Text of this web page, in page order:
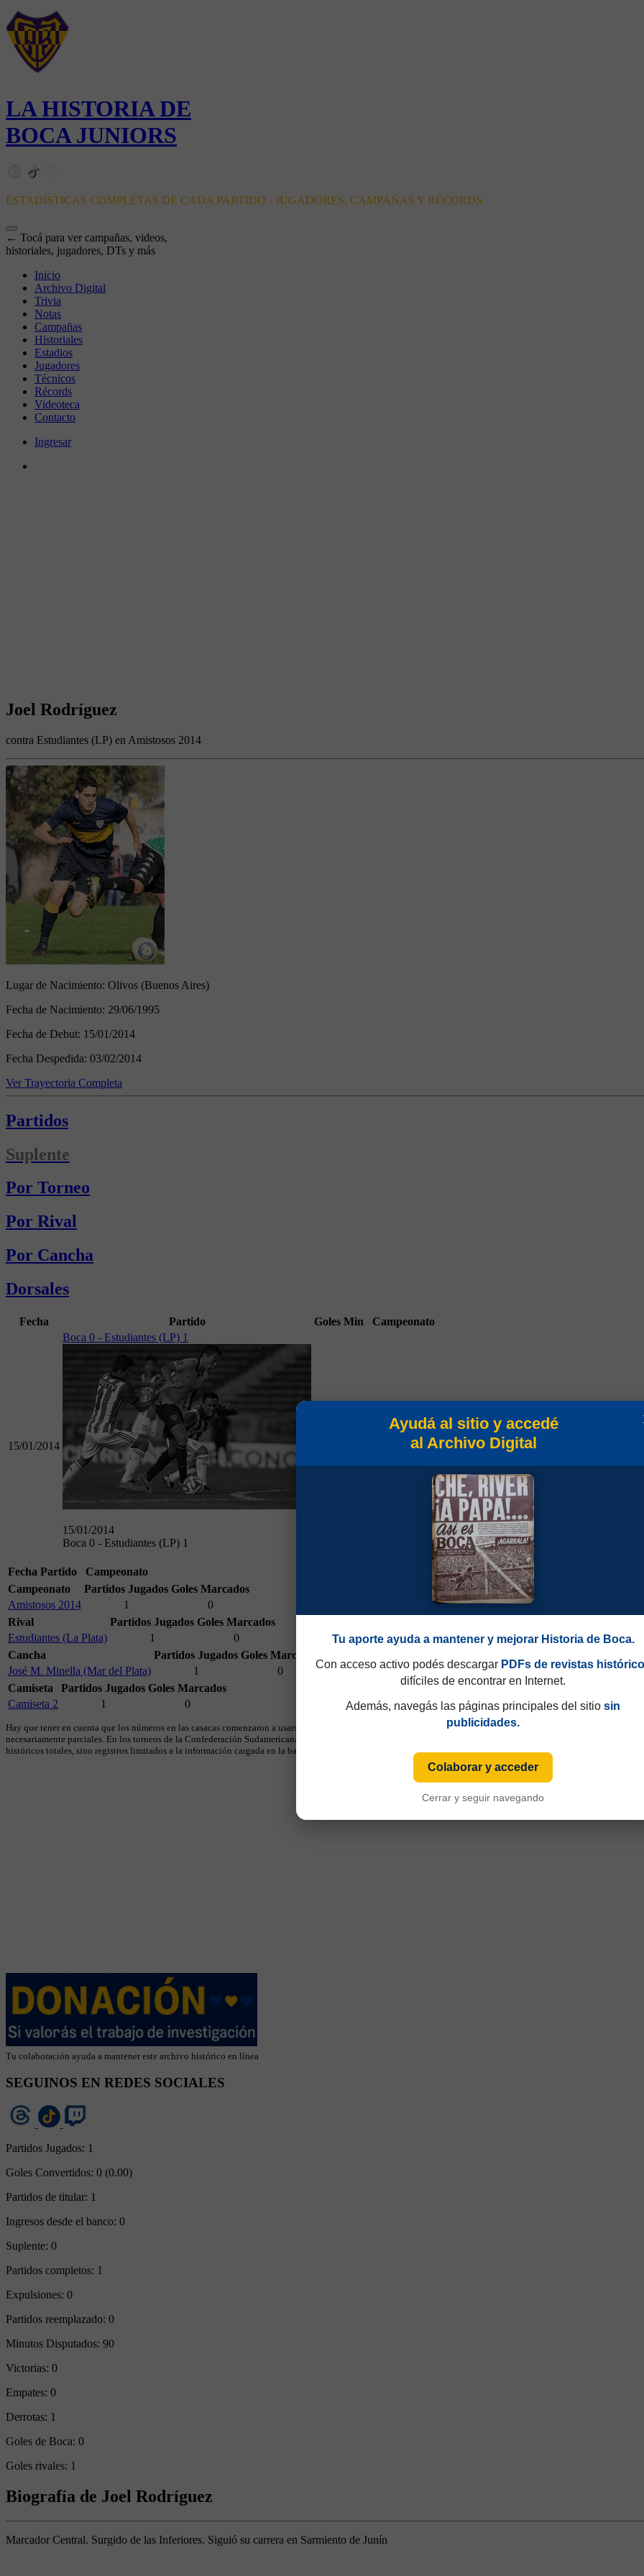
LA HISTORIA DE
BOCA JUNIORS
ESTADÍSTICAS COMPLETAS DE CADA PARTIDO - JUGADORES, CAMPAÑAS Y RÉCORDS
← Tocá para ver campañas, videos,
historiales, jugadores, DTs y más
Inicio
Archivo Digital
Trivia
Notas
Campañas
Historiales
Estadios
Jugadores
Técnicos
Récords
Videoteca
Contacto
Ingresar
Joel Rodríguez
contra Estudiantes (LP) en Amistosos 2014
Lugar de Nacimiento: Olivos (Buenos Aires)
Fecha de Nacimiento: 29/06/1995
Fecha de Debut: 15/01/2014
Fecha Despedida: 03/02/2014
Ver Trayectoria Completa
Partidos
Suplente
Por Torneo
Por Rival
Por Cancha
Dorsales
Fecha Partido Goles Min Campeonato
15/01/2014
Boca 0 - Estudiantes (LP) 1
15/01/2014
Boca 0 - Estudiantes (LP) 1
Amistosos 2014
Fecha Partido
Campeonato
Campeonato
Partidos Jugados Goles Marcados
Amistosos 2014
1
0
Rival
Partidos Jugados Goles Marcados
Estudiantes (La Plata)
1
0
Cancha
Partidos Jugados Goles Marcados
José M. Minella (Mar del Plata)
1
0
Camiseta
Partidos Jugados Goles Marcados
Camiseta 2
1 0
Hay que tener en cuenta que los números en las casacas comenzaron a usarse en 1949 y que hasta 1997 eran consecutivos, no fijos. Esa información aparecía sólo
necesariamente parciales. En los torneos de la Confederación Sudamericana se utiliza numeración fija desde sus primeras ediciones y, cuando ese dato está
históricos totales, sino registros limitados a la información cargada en la base.
Tu colaboración ayuda a mantener este archivo histórico en línea
SEGUINOS EN REDES SOCIALES
Partidos Jugados: 1
Goles Convertidos: 0 (0.00)
Partidos de titular: 1
Ingresos desde el banco: 0
Suplente: 0
Partidos completos: 1
Expulsiones: 0
Partidos reemplazado: 0
Minutos Disputados: 90
Victorias: 0
Empates: 0
Derrotas: 1
Goles de Boca: 0
Goles rivales: 1
Biografía de Joel Rodríguez
Marcador Central. Surgido de las Inferiores. Siguió su carrera en Sarmiento de Junín
Ayudá al sitio y accedé
al Archivo Digital
Tu aporte ayuda a mantener y mejorar Historia de Boca.
Con acceso activo podés descargar PDFs de revistas
difíciles de encontrar en Internet.
Además, navegás las páginas principales del sitio sin
publicidades.
Colaborar y acceder
Cerrar y seguir navegando